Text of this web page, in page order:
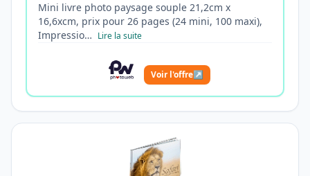
Mini livre photo paysage souple 21,2cm x
16,6xcm, prix pour 26 pages (24 mini, 100 maxi),
Impressio… Lire la suite
Voir l'offre↗